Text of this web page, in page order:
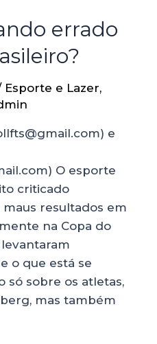
errado
Esporte e Lazer,
e
O esporte
criticado
resultados em
na Copa do
levantaram
o que está se
só sobre os atletas,
mas também